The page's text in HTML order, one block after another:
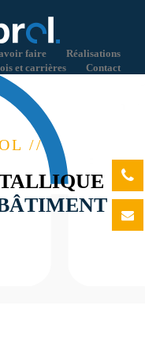
faire
Réalisations
et carrières
Contact
//